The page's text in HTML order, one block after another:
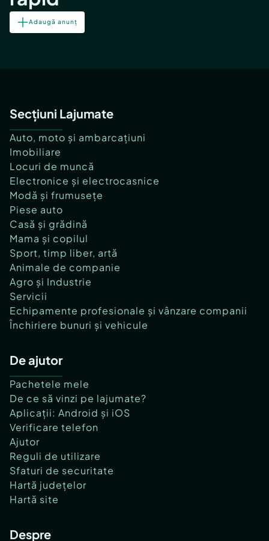
Adaugă anunț
Secțiuni Lajumate
Auto, moto și ambarcațiuni
Imobiliare
Locuri de muncă
Electronice și electrocasnice
Modă și frumusețe
Piese auto
Casă și grădină
Mama și copilul
Sport, timp liber, artă
Animale de companie
Agro și Industrie
Servicii
Echipamente profesionale și vânzare companii
Închiriere bunuri și vehicule
De ajutor
Pachetele mele
De ce să vinzi pe lajumate?
Aplicații: Android și iOS
Verificare telefon
Ajutor
Reguli de utilizare
Sfaturi de securitate
Hartă județelor
Hartă site
Despre